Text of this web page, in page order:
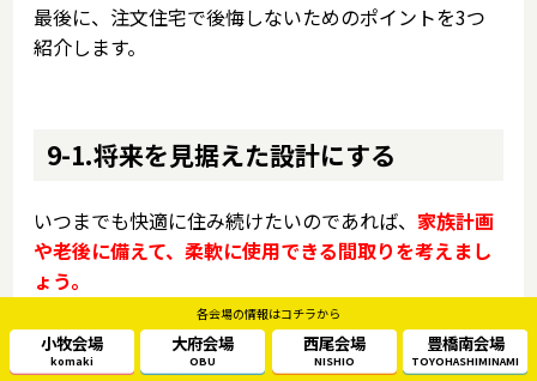
最後に、注文住宅で後悔しないためのポイントを3つ
紹介します。
9-1.将来を見据えた設計にする
いつまでも快適に住み続けたいのであれば、家族計画
や老後に備えて、柔軟に使用できる間取りを考えまし
ょう。
必要に応じて部屋数を増やしたり、部屋の広さを変え
各会場の情報はコチラから
小牧会場
komaki
大府会場
OBU
西尾会場
NISHIO
豊橋南会場
TOYOHASHIMINAMI